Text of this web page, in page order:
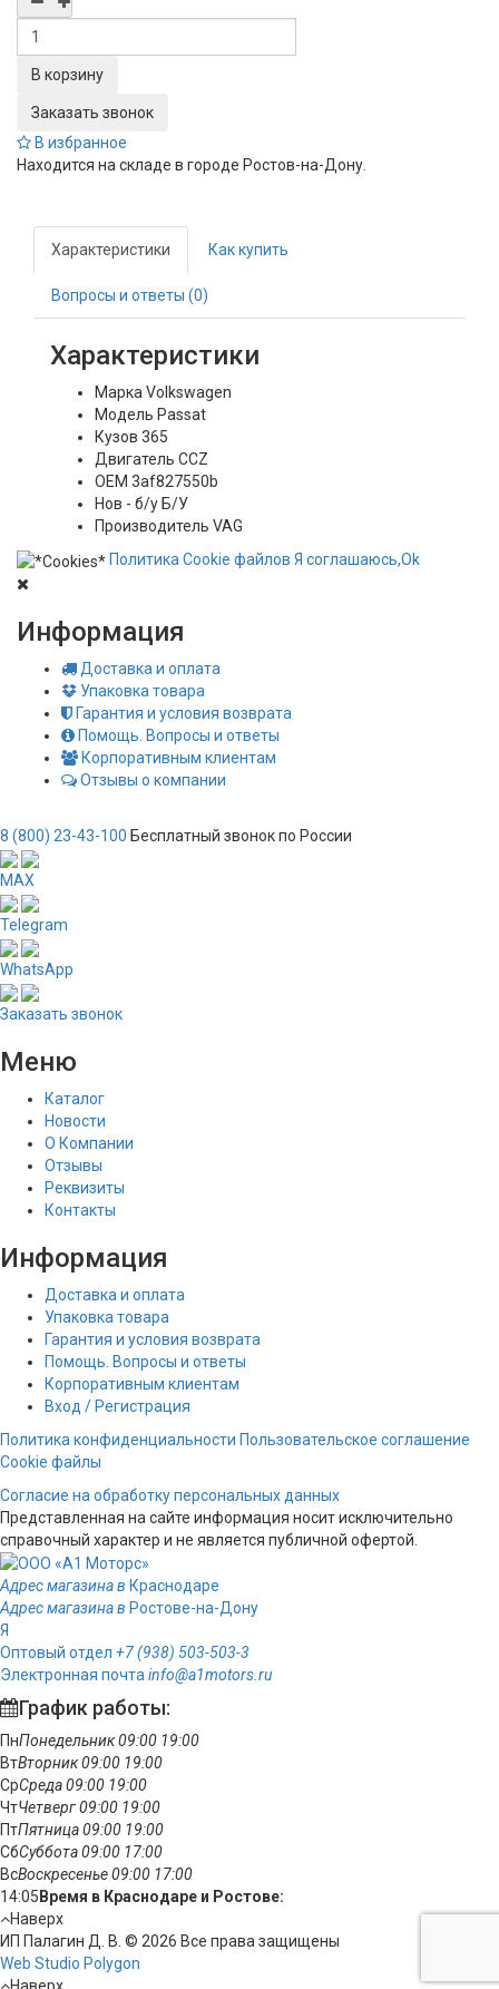
Заказать звонок
В избранное
Находится на складе в городе Ростов-на-Дону.
Характеристики Как купить
Вопросы и ответы (0)
Характеристики
МаркаVolkswagen
Модель Passat
Кузов 365
Двигатель CCZ
OEM 3af827550b
Нов - б/у Б/У
Производитель VAG
ПолитикаСookie файлов Я соглашаюсь,Ok
Информация
Доставка и оплата
Упаковка товара
Гарантия и условия возврата
Помощь. Вопросы и ответы
Корпоративным клиентам
Отзывы о компании
8 (800) 23-43-100 Бесплатный звонок по России
MAX
Telegram
WhatsApp
Заказать звонок
Меню
Каталог
Новости
О Компании
Отзывы
Реквизиты
Контакты
Информация
Доставка и оплата
Упаковка товара
Гарантия и условия возврата
Помощь. Вопросы и ответы
Корпоративным клиентам
Вход / Регистрация
Политика конфиденциальности Пользовательское соглашение
Cookie файлы
Согласие на обработку персональных данных
Представленная на сайте информация носит исключительно
справочный характер и не является публичной офертой.
Адрес магазина в Краснодаре
Адрес магазина в Ростове-на-Дону
Я
Оптовый отдел +7 (938) 503-503-3
Электронная почта info@a1motors.ru
График работы:
ПнПонедельник09:00 19:00
ВтВторник09:00 19:00
СрСреда09:00 19:00
ЧтЧетверг09:00 19:00
ПтПятница09:00 19:00
СбСуббота09:00 17:00
ВсВоскресенье09:00 17:00
14:05 Время в Краснодаре и Ростове:
Наверх
ИП Палагин Д. В. © 2026 Все права защищены
Web Studio Polygon